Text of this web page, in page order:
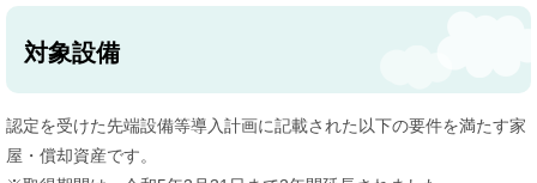
対象設備
認定を受けた先端設備等導入計画に記載された以下の要件を満たす家
屋・償却資産です。